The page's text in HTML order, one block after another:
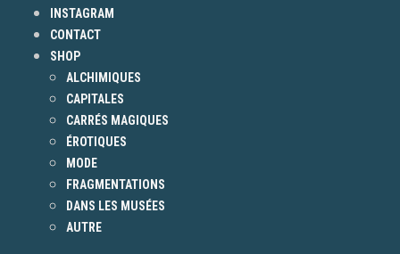
INSTAGRAM
CONTACT
SHOP
ALCHIMIQUES
CAPITALES
CARRÉS MAGIQUES
ÉROTIQUES
MODE
FRAGMENTATIONS
DANS LES MUSÉES
AUTRE